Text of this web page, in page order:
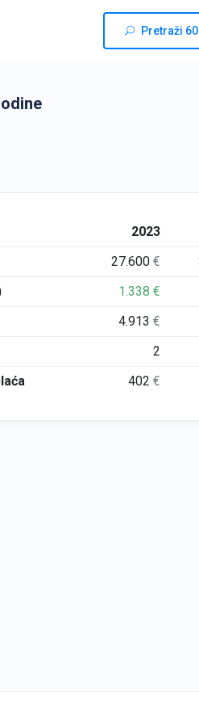
Pretraži
2023
27.600€
1.338€
4.913€
2
402€